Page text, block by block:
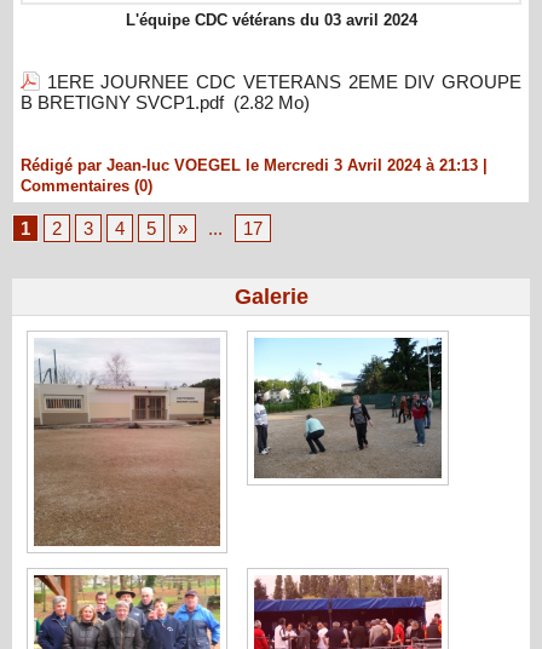
L'équipe CDC vétérans du 03 avril 2024
1ERE JOURNEE CDC VETERANS 2EME DIV GROUPE
B BRETIGNY SVCP1.pdf (2.82 Mo)
Rédigé par Jean-luc VOEGEL le Mercredi 3 Avril 2024 à 21:13
Commentaires (0)
1 2 3 4 5 » ... 17
Galerie